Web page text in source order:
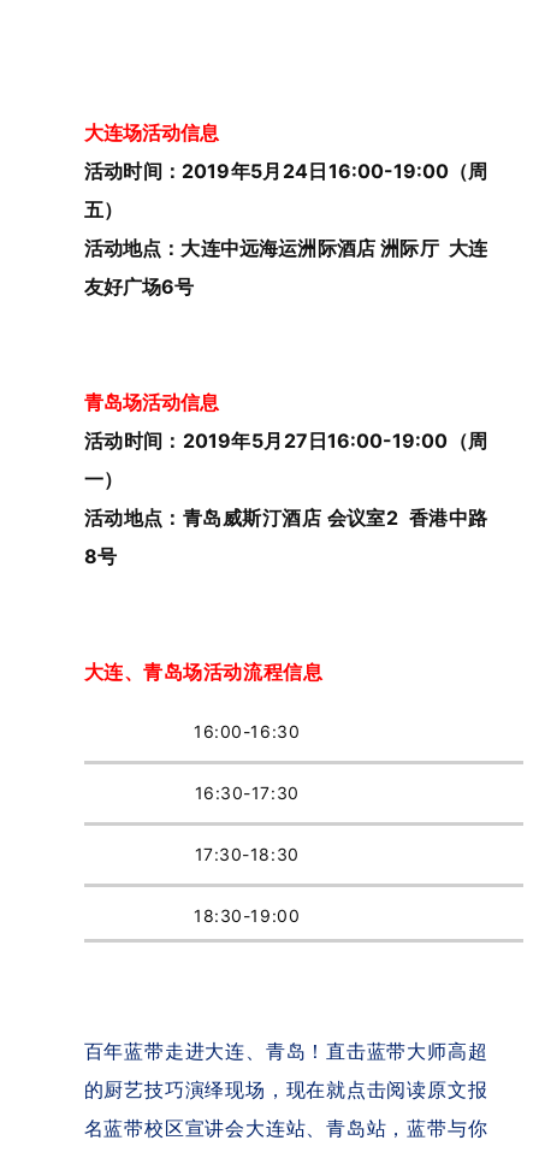
大连场活动信息
活动时间：2019年5月24日16:00-19:00（周
五）
活动地点：大连中远海运洲际酒店 洲际厅 大连
友好广场6号
青岛场活动信息
活动时间： 2019年5月27日16:00-19:00 （周
一）
活动地点： 青岛威斯汀酒店 会议室2香港中路
8号
大连、青岛场活动流程信息
16:00-16:30
16:30-17:30
17:30-18:30
18:30-19:00
百年蓝带走进大连、青岛！直击蓝带大师高超
的厨艺技巧演绎现场，现在就点击阅读原文报
名蓝带校区宣讲会大连站、青岛站，蓝带与你